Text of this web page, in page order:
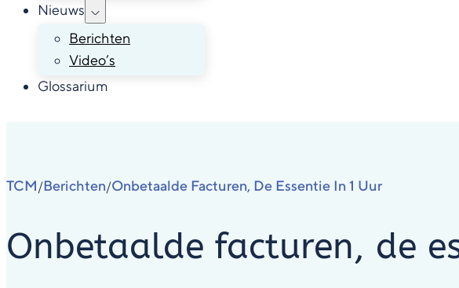
Nieuws
Berichten
Video’s
Glossarium
TCM /Berichten/Onbetaalde Facturen, De Essentie In 1 Uur
Onbetaalde facturen, de